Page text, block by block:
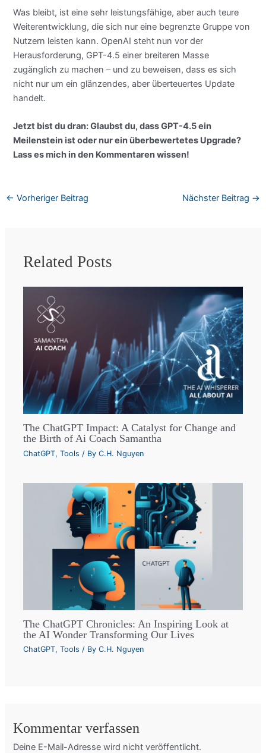
Was bleibt, ist eine sehr leistungsfähige, aber auch teure
Weiterentwicklung, die sich nur eine begrenzte Gruppe von
Nutzern leisten kann. OpenAI steht nun vor der
Herausforderung, GPT-4.5 einer breiteren Masse
zugänglich zu machen – und zu beweisen, dass es sich
nicht nur um ein glänzendes, aber überteuertes Update
handelt.
Jetzt bist du dran: Glaubst du, dass GPT-4.5 ein
Meilenstein ist oder nur ein überbewertetes Upgrade?
Lass es mich in den Kommentaren wissen!
← Vorheriger Beitrag Nächster Beitrag →
Related Posts
The ChatGPT Impact: A Catalyst for Change and
the Birth of Ai Coach Samantha
ChatGPT,Tools / ByC.H. Nguyen
The ChatGPT Chronicles: An Inspiring Look at
the AI Wonder Transforming Our Lives
ChatGPT,Tools / ByC.H. Nguyen
Kommentar verfassen
Deine E-Mail-Adresse wird nicht veröffentlicht.